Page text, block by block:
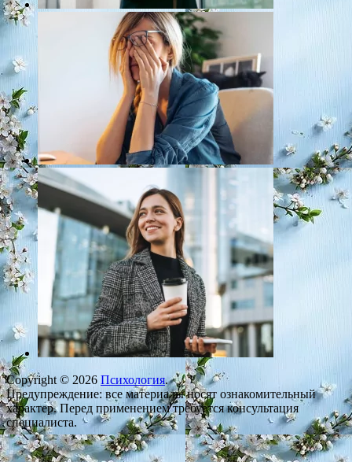
Copyright © 2026 Психология.
Предупреждение: все материалы носят ознакомительный
характер. Перед применением требуется консультация
специалиста.